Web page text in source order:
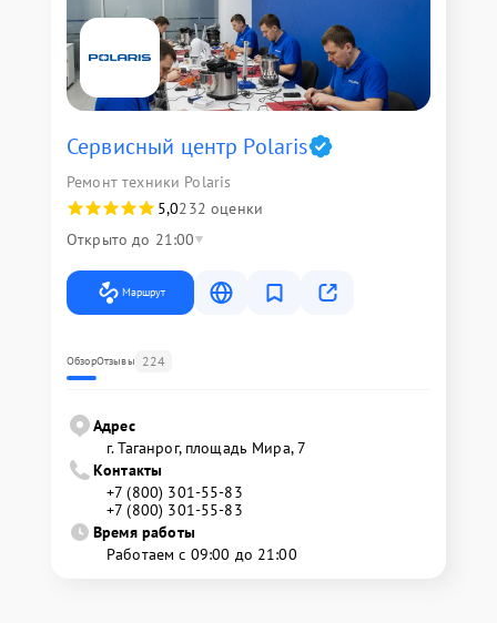
Сервисный центр Polaris
Ремонт техники Polaris
5,0232 оценки
Открыто до 21:00
Маршрут
ОбзорОтзывы 224
Адрес
г. Таганрог, площадь Мира, 7
Контакты
+7 (800) 301-55-83
+7 (800) 301-55-83
Время работы
Работаем с 09:00 до 21:00